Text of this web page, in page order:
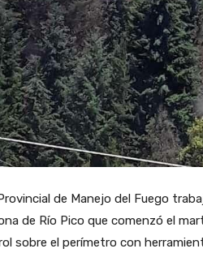
de Manejo del Fuego
de Río Pico que comenzó el
sobre el perímetro con